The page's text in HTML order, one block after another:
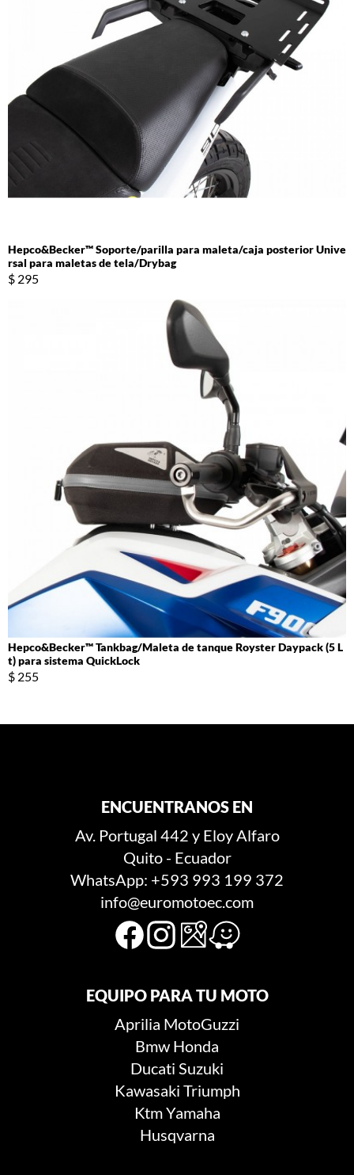
Hepco&Becker™ Soporte/parilla para maleta/caja posterior Unive
rsal para maletas de tela/Drybag
$ 295
Hepco&Becker™ Tankbag/Maleta de tanque Royster Daypack (5 L
t) para sistema QuickLock
$ 255
ENCUENTRANOS EN
Av. Portugal 442 y Eloy Alfaro
Quito - Ecuador
WhatsApp: +593 993 199 372
info@euromotoec.com
EQUIPO PARA TU MOTO
Aprilia MotoGuzzi
Bmw Honda
Ducati Suzuki
Kawasaki Triumph
KtmYamaha
Husqvarna